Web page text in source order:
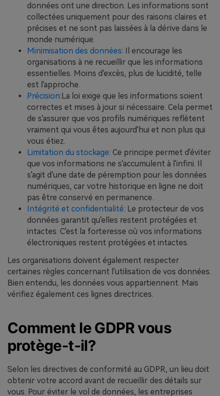
données ont une direction. Les informations sont
collectées uniquement pour des raisons claires et
précises et ne sont pas laissées à la dérive dans le
monde numérique.
Minimisation des données: Il encourage les
organisations à ne recueillir que les informations
essentielles. Moins d'excès, plus de lucidité, telle
est l'approche.
Précision:La loi exige que les informations soient
correctes et mises à jour si nécessaire. Cela permet
de s'assurer que vos profils numériques reflètent
vraiment qui vous êtes aujourd'hui et non plus qui
vous étiez.
Limitation du stockage: Ce principe permet d'éviter
que vos informations ne s'accumulent à l'infini. Il
s'agit d'une date de péremption pour les données
numériques, car votre historique en ligne ne doit
pas être conservé en permanence.
Intégrité et confidentialité: Le protecteur de vos
données garantit qu'elles restent protégées et
intactes. C'est la forteresse où vos informations
électroniques restent protégées et intactes.
Les organisations doivent également respecter
certaines règles concernant l'utilisation de vos données.
Bien entendu, les données vous appartiennent. Mais
vérifiez également ces lignes directrices.
Comment le GDPR vous
protège-t-il?
Selon les directives de conformité au GDPR, un lieu doit
obtenir votre accord avant de recueillir des détails sur
vous. Pour éviter le vol de données, les entreprises